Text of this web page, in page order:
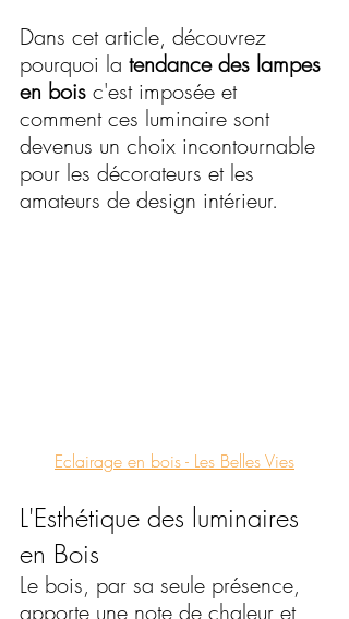
Dans cet article, découvrez
pourquoi la tendance des lampes
en bois c'est imposée et
comment ces luminaire sont
devenus un choix incontournable
pour les décorateurs et les
amateurs de design intérieur.
Eclairage en bois - Les Belles Vies
L'Esthétique des luminaires
en Bois
Le bois, par sa seule présence,
apporte une note de chaleur et